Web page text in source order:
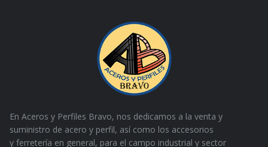
En Aceros y Perfiles Bravo, nos dedicamos a la venta y
suministro de acero y perfil, así como los accesorios
y ferretería en general, para el campo industrial y sector